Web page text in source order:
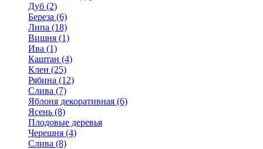
Дуб (2)
Береза (6)
Липа (18)
Вишня (1)
Ива (1)
Каштан (4)
Клен (25)
Рябина (12)
Слива (7)
Яблоня декоративная (6)
Ясень (8)
Плодовые деревья
Черешня (4)
Слива (8)